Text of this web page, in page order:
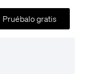
Pruébalo gratis